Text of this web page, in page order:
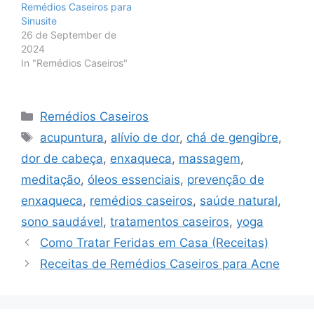
Remédios Caseiros para
Sinusite
26 de September de
2024
In "Remédios Caseiros"
Categories
Remédios Caseiros
Tags
acupuntura, alívio de dor, chá de gengibre,
dor de cabeça, enxaqueca, massagem,
meditação, óleos essenciais, prevenção de
enxaqueca, remédios caseiros, saúde natural,
sono saudável, tratamentos caseiros, yoga
Como Tratar Feridas em Casa (Receitas)
Receitas de Remédios Caseiros para Acne